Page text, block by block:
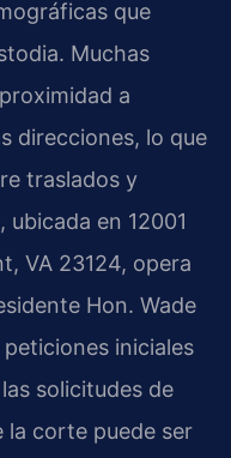
que
Muchas
a
direcciones, lo que
traslados y
en 12001
VA 23124, opera
Hon. Wade
iniciales
solicitudes de
la corte puede ser